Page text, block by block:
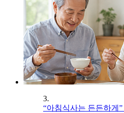
3.
“아침식사는 든든하게